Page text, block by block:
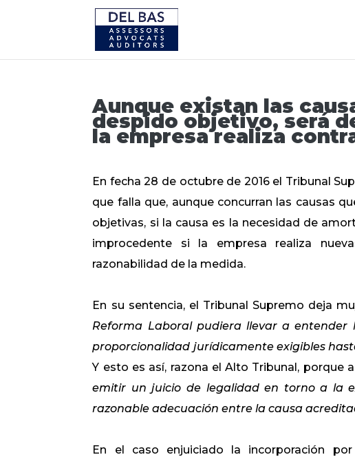
Aunque existan las
despido objetivo, será
la empresa realiza
En fecha 28 de octubre de 2016 el Tribunal
que falla que, aunque concurran las causas
objetivas, si la causa es la necesidad de
improcedente si la empresa realiza
razonabilidad de la medida.
En su sentencia, el Tribunal Supremo deja
Reforma Laboral pudiera llevar a
proporcionalidad jurídicamente exigibles
Y esto es así, razona el Alto Tribunal, porque
emitir un juicio de legalidad en torno a la
razonable adecuación entre la causa
En el caso enjuiciado la incorporación